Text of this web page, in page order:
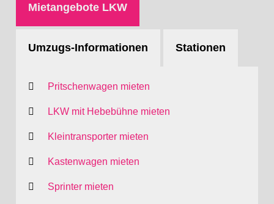
Mietangebote LKW
Umzugs-Informationen Stationen
Pritschenwagen mieten
LKW mit Hebebühne mieten
Kleintransporter mieten
Kastenwagen mieten
Sprinter mieten